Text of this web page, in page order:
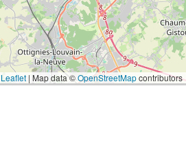
Leaflet | Map data ©OpenStreetMapcontributors